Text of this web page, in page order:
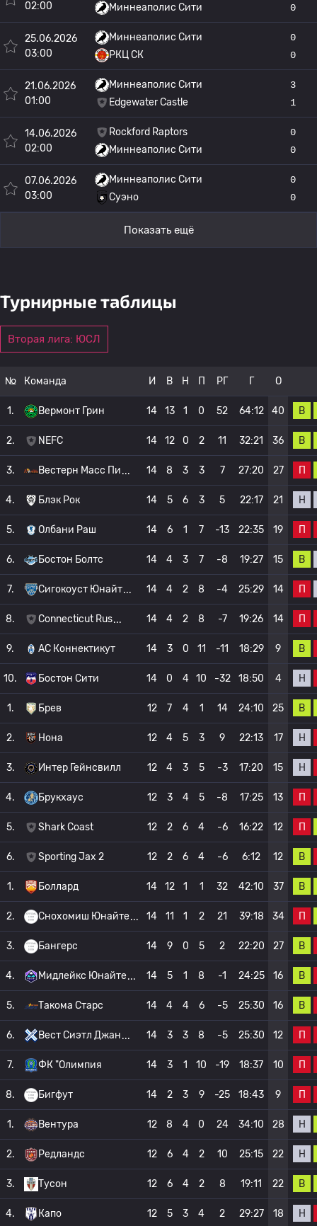
02:00
Миннеаполис Сити
0
25.06.2026
03:00
Миннеаполис Сити
РКЦ СК
0
0
21.06.2026
01:00
Миннеаполис Сити
Edgewater Castle
3
1
14.06.2026
02:00
Rockford Raptors
Миннеаполис Сити
0
0
07.06.2026
03:00
Миннеаполис Сити
Суэно
0
0
Показать ещё
Турнирные таблицы
Вторая лига: ЮСЛ
№ Команда И В Н П РГ Г О
1. Вермонт Грин 14 13 1 0 52 64:12 40 В
2. NEFC 14 12 0 2 11 32:21 36 В
3. Вестерн Масс Пи 14 8 3 3 7 27:20 27 П
4. Блэк Рок 14 5 6 3 5 22:17 21 Н
5. Олбани Раш 14 6 1 7 -13 22:35 19 П
6. Бостон Болтс 14 4 3 7 -8 19:27 15 В
7. Сигокоуст Юнайт 14 4 2 8 -4 25:29 14 П
8. Connecticut Rus 14 4 2 8 -7 19:26 14 П
9. АС Коннектикут 14 3 0 11 -11 18:29 9 В
10. Бостон Сити 14 0 4 10 -32 18:50 4 Н
1. Брев 12 7 4 1 14 24:10 25 В
2. Нона 12 4 5 3 9 22:13 17 Н
3. Интер Гейнсвилл 12 4 3 5 -3 17:20 15 Н
4. Брукхаус 12 3 4 5 -8 17:25 13 П
5. Shark Coast 12 2 6 4 -6 16:22 12 П
6. Sporting Jax 2 12 2 6 4 -6 6:12 12 В
1. Боллард 14 12 1 1 32 42:10 37 В
2. Снохомиш Юнайте 14 11 1 2 21 39:18 34 П
3. Бангерс 14 9 0 5 2 22:20 27 В
4. Мидлейкс Юнайте 14 5 1 8 -1 24:25 16 В
5. Такома Старс 14 4 4 6 -5 25:30 16 В
6. Вест Сиэтл Джан 14 3 3 8 -5 25:30 12 П
7. ФК "Олимпия 14 3 1 10 -19 18:37 10 П
8. Бигфут 14 2 3 9 -25 18:43 9 П
1. Вентура 12 8 4 0 24 34:10 28 Н
2. Редландс 12 6 4 2 10 25:15 22 Н
3. Тусон 12 6 4 2 8 19:11 22 В
4. Капо 12 5 3 4 2 29:27 18 Н